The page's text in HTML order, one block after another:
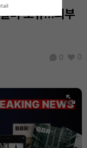
러 보유…외부
0 0